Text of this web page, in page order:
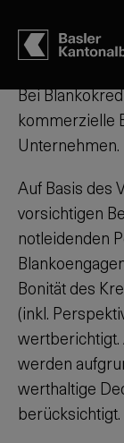
Bei
kommerzielle
Unternehmen.
Auf Basis des
vorsichtigen
notleidenden
Bonität des
(inkl.
werden
werthaltige
berücksichtigt.